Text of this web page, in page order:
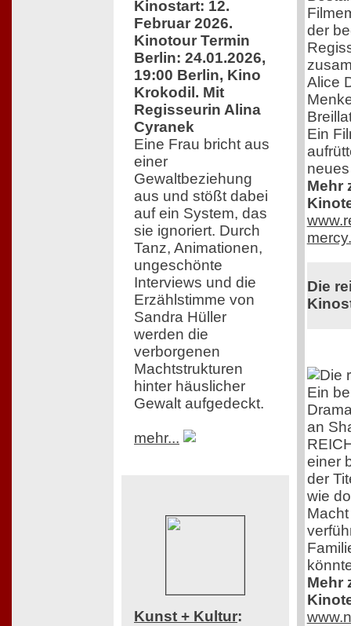
Kinostart: 12.
Februar 2026.
Kinotour Termin
Berlin: 24.01.2026,
19:00 Berlin, Kino
Krokodil. Mit
Regisseurin Alina
Cyranek
Eine Frau bricht aus
einer
Gewaltbeziehung
aus und stößt dabei
auf ein System, das
sie ignoriert. Durch
Tanz, Animationen,
ungeschönte
Interviews und die
Erzählstimme von
Sandra Hüller
werden die
verborgenen
Machtstrukturen
hinter häuslicher
Gewalt aufgedeckt.
mehr...
Kunst + Kultur:
der
Alice
Ein
Mehr
Die
Ein
an
einer
der
wie
Mehr